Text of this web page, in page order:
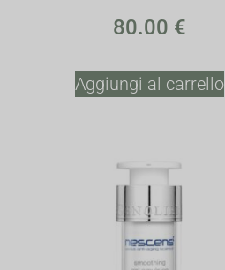
80.00 €
Aggiungi al carrello